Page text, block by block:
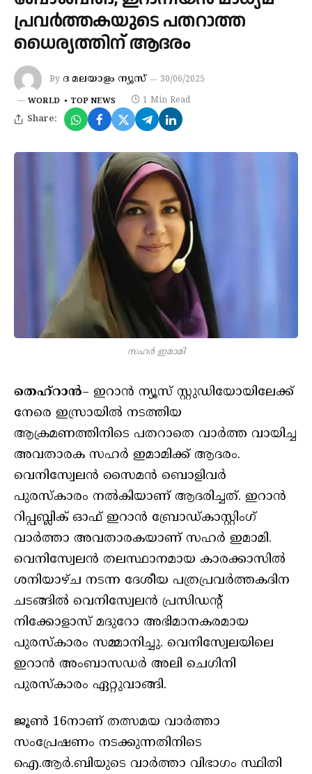
പ്രവര്‍ത്തകയുടെ പതറാത്ത
ധൈര്യത്തിന് ആദരം
By ദ മലയാളം ന്യൂസ് 30/06/2025
WORLD TOP NEWS 1 Min Read
Share:
സഹർ ഇമാമി
തെഹ്‌റാന്‍– ഇറാന്‍ ന്യൂസ് സ്റ്റുഡിയോയിലേക്ക്
നേരെ ഇസ്രായില്‍ നടത്തിയ
ആക്രമണത്തിനിടെ പതറാതെ വാര്‍ത്ത വായിച്ച
അവതാരക സഹര്‍ ഇമാമിക്ക് ആദരം.
വെനിസ്വേലന്‍ സൈമന്‍ ബൊളിവര്‍
പുരസ്‌കാരം നൽകിയാണ് ആദരിച്ചത്. ഇറാന്‍
റിപ്പബ്ലിക് ഓഫ് ഇറാന്‍ ബ്രോഡ്കാസ്റ്റിംഗ്
വാര്‍ത്താ അവതാരകയാണ് സഹര്‍ ഇമാമി.
വെനിസ്വേലന്‍ തലസ്ഥാനമായ കാരക്കാസില്‍
ശനിയാഴ്ച നടന്ന ദേശീയ പത്രപ്രവര്‍ത്തകദിന
ചടങ്ങില്‍ വെനിസ്വേലന്‍ പ്രസിഡന്റ്
നിക്കോളാസ് മദുറോ അഭിമാനകരമായ
പുരസ്‌കാരം സമ്മാനിച്ചു. വെനിസ്വേലയിലെ
ഇറാന്‍ അംബാസഡര്‍ അലി ചെഗിനി
പുരസ്‌കാരം ഏറ്റുവാങ്ങി.
ജൂണ്‍ 16നാണ് തത്സമയ വാര്‍ത്താ
സംപ്രേഷണം നടക്കുന്നതിനിടെ
ഐ.ആര്‍.ബിയുടെ വാര്‍ത്താ വിഭാഗം സ്ഥിതി